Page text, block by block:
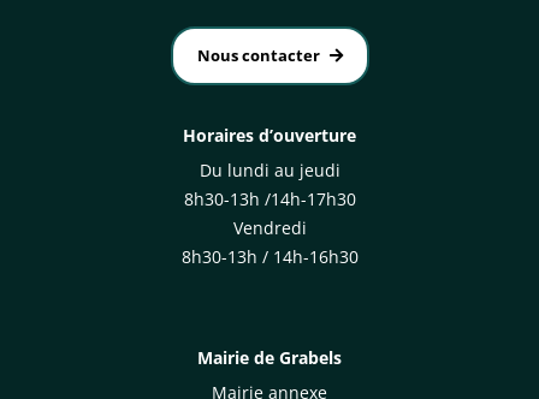
Nous contacter
Horaires d’ouverture
Du lundi au jeudi
8h30-13h /14h-17h30
Vendredi
8h30-13h / 14h-16h30
Mairie de Grabels
Mairie annexe